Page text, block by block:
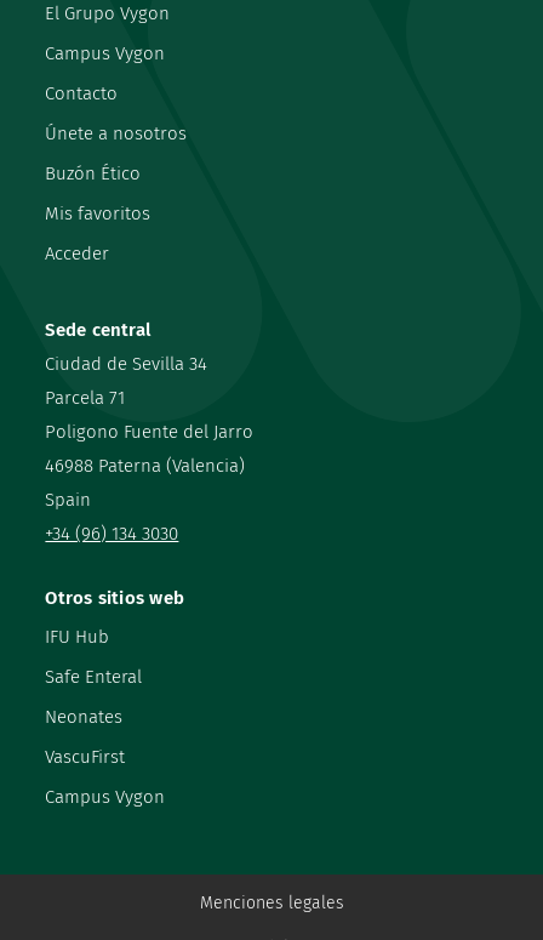
Sede central
Ciudad de Sevilla 34
Parcela 71
Poligono Fuente del Jarro
46988 Paterna (Valencia)
Spain
+34 (96) 134 3030
El Grupo Vygon
Campus Vygon
Contacto
Únete a nosotros
Buzón Ético
Mis favoritos
Acceder
Otros sitios web
IFU Hub
Safe Enteral
Neonates
VascuFirst
Campus Vygon
Menciones legales